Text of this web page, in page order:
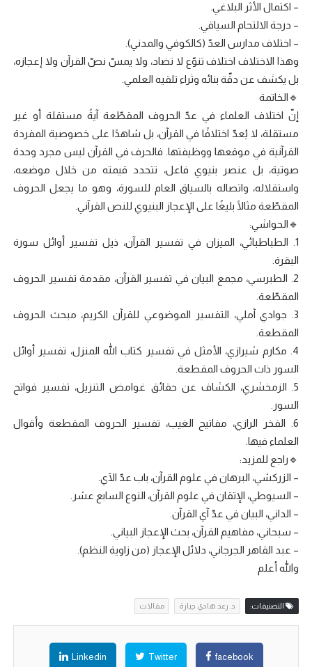
– اكتمال الأثر البلاغي.
– درجة الالتحام السياقي.
– اختلاف مدارس العدّ (كالكوفي والمدني).
وهذا الاختلاف اختلاف تنوّع لا تضاد، ولا يمسّ نصّ القرآن ولا إعجازه،
بل يكشف عن دقّة بنائه وثراء تلقيه العلمي.
🔹الخاتمة
إنّ اختلاف العلماء في عدّ الحروف المقطّعة آيةً مستقلة أو غير
مستقلة، لا يُعدّ اختلافًا في القرآن، بل شاهدًا على خصوصية المفردة
القرآنية في موقعها ووظيفتها. فالحرف في القرآن ليس مجرد وحدة
صوتية، بل عنصر بنيوي فاعل، تتحدد قيمته من خلال موضعه،
واستقلاله، واتصاله بالسياق العام للسورة، وهو ما يجعل الحروف
المقطّعة مثالًا بليغًا على الإعجاز البنيوي للنص القرآني.
🔹الحواشي:
1. الطباطبائي، الميزان في تفسير القرآن، ذيل تفسير أوائل سورة
البقرة.
2. الطبرسي، مجمع البيان في تفسير القرآن، مقدمة تفسير الحروف
المقطّعة.
3. جوادي آملي، التفسير الموضوعي للقرآن الكريم، مبحث الحروف
المقطعة.
4. مكارم شيرازي، الأمثل في تفسير كتاب الله المنزل، تفسير أوائل
السور ذات الحروف المقطعة.
5. الزمخشري، الكشاف عن حقائق غوامض التنزيل، تفسير فواتح
السور.
6. الفخر الرازي، مفاتيح الغيب، تفسير الحروف المقطعة وأقوال
العلماء فيها.
🔹راجع للمزيد:
– الزركشي، البرهان في علوم القرآن، باب عدّ الآي.
– السيوطي، الإتقان في علوم القرآن، النوع السابع عشر.
– الداني، البيان في عدّ آي القرآن.
– سبحاني، مفاهيم القرآن، بحث الإعجاز البياني.
– عبد القاهر الجرجاني، دلائل الإعجاز (من زاوية النظم).
والله أعلم
التصنيفات: د. رعد هادي جبارة مقالات
facebook
Twitter
Linkedin